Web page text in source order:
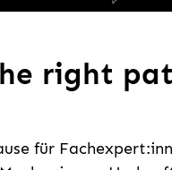
right
für